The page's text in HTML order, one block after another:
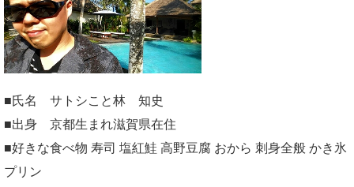
■氏名 サトシこと林 知史
■出身 京都生まれ滋賀県在住
■好きな食べ物 寿司 塩紅鮭 高野豆腐 おから 刺身全般 かき氷
プリン